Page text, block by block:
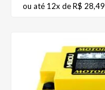
ou até 12x deR$ 28,49